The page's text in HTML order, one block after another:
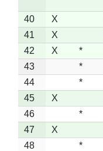
40 X
41
X
42
X *
43
*
44
*
45
X
46
*
47
X
48
*